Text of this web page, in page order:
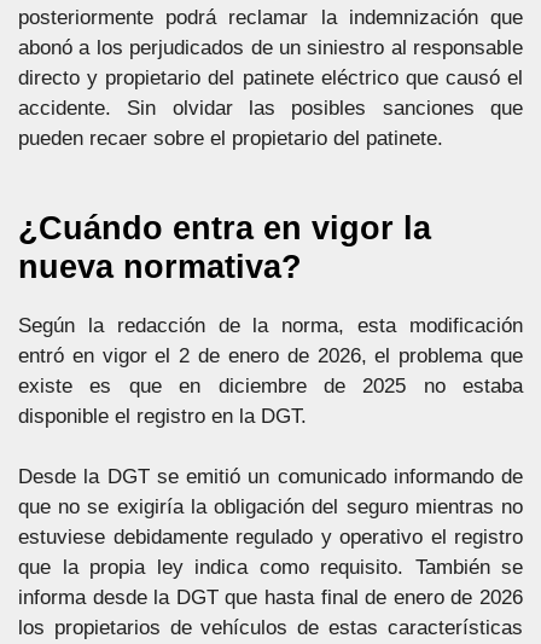
posteriormente podrá reclamar la indemnización que
abonó a los perjudicados de un siniestro al responsable
directo y propietario del patinete eléctrico que causó el
accidente. Sin olvidar las posibles sanciones que
pueden recaer sobre el propietario del patinete.
¿Cuándo entra en vigor la
nueva normativa?
Según la redacción de la norma, esta modificación
entró en vigor el 2 de enero de 2026, el problema que
existe es que en diciembre de 2025 no estaba
disponible el registro en la DGT.
Desde la DGT se emitió un comunicado informando de
que no se exigiría la obligación del seguro mientras no
estuviese debidamente regulado y operativo el registro
que la propia ley indica como requisito. También se
informa desde la DGT que hasta final de enero de 2026
los propietarios de vehículos de estas características